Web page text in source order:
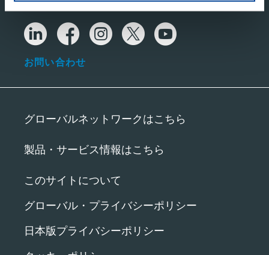
お問い合わせ
グローバルネットワークはこちら
製品・サービス情報はこちら
このサイトについて
グローバル・プライバシーポリシー
日本版プライバシーポリシー